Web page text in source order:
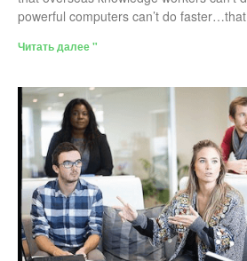
powerful computers can’t do
Читать далее "